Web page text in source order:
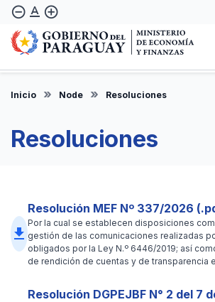
Skip
main
content
remove_circle_outline text_format add_circle_outline
Inicio Node Resoluciones
Resoluciones
file_download
Resolución MEF Nº 337/2026
Por la cual se establecen disposiciones
gestión de las comunicaciones realizadas
obligados por la Ley N.º 6446/2019; así
de rendición de cuentas y de transparencia
Resolución DGPEJBF N° 2 del 7